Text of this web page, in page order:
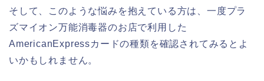
そして、このような悩みを抱えている方は、一度プラ
ズマイオン万能消毒器のお店で利用した
AmericanExpressカードの種類を確認されてみるとよ
いかもしれません。